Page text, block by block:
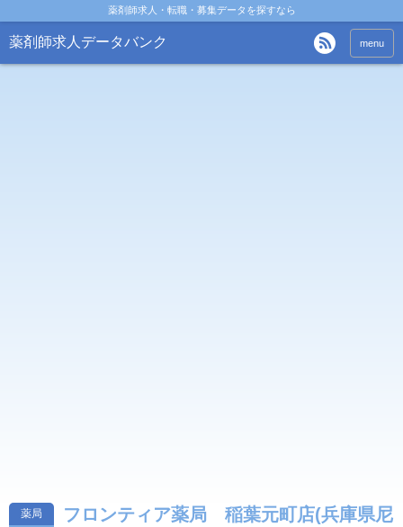
薬剤師求人・転職・募集データを探すなら
薬剤師求人データバンク menu
薬局
フロンティア薬局 稲葉元町店(兵庫県尼